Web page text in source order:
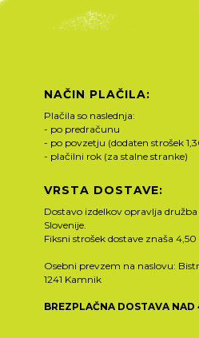
NAČIN PLAČILA:
Plačila so naslednja:
- po predračunu
- po povzetju (dodaten strošek
- plačilni rok (za stalne stranke)
VRSTA DOSTAVE:
Dostavo izdelkov opravlja
Slovenije.
Fiksni strošek dostave znaša 4,50
Osebni prevzem na naslovu:
1241 Kamnik
BREZPLAČNA DOSTAVA